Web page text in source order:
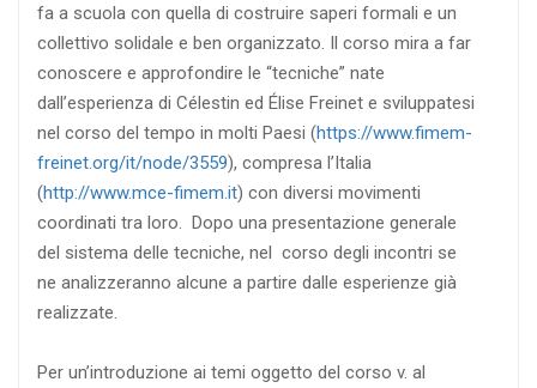
fa a scuola con quella di costruire saperi formali e un
collettivo solidale e ben organizzato. Il corso mira a far
conoscere e approfondire le “tecniche” nate
dall’esperienza di Célestin ed Élise Freinet e sviluppatesi
nel corso del tempo in molti Paesi (https://www.fimem-
freinet.org/it/node/3559), compresa l’Italia
(http://www.mce-fimem.it) con diversi movimenti
coordinati tra loro. Dopo una presentazione generale
del sistema delle tecniche, nel corso degli incontri se
ne analizzeranno alcune a partire dalle esperienze già
realizzate.
Per un’introduzione ai temi oggetto del corso v. al